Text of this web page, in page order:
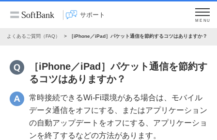
サポート
MENU
よくあるご質問（FAQ） ［iPhone／iPad］パケット通信を節約するコツはありますか？
［iPhone／iPad］パケット通信を節約す
るコツはありますか？
常時接続できるWi-Fi環境がある場合は、モバイル
データ通信をオフにする、またはアプリケーション
の自動アップデートをオフにする、アプリケーショ
ンを終了するなどの方法があります。